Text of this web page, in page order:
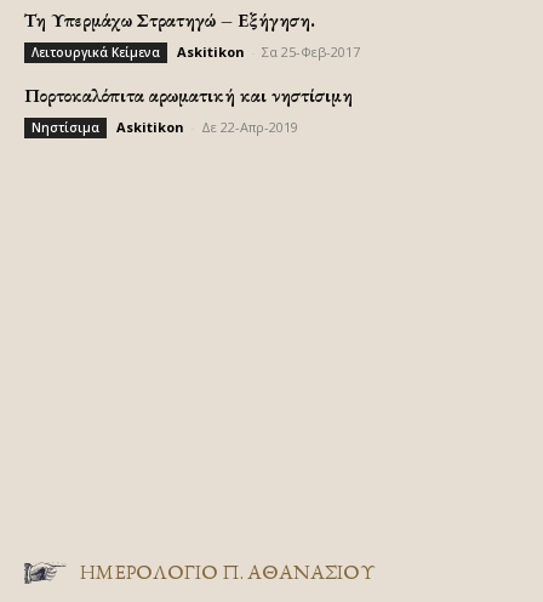
Τη Υπερμάχω Στρατηγώ – Εξήγηση.
Λειτουργικά Κείμενα Askitikon Σα 25-Φεβ-2017
Πορτοκαλόπιτα αρωματική και νηστίσιμη
Νηστίσιμα Askitikon Δε 22-Απρ-2019
ΗΜΕΡΟΛΟΓΙΟ Π. ΑΘΑΝΑΣΙΟΥ